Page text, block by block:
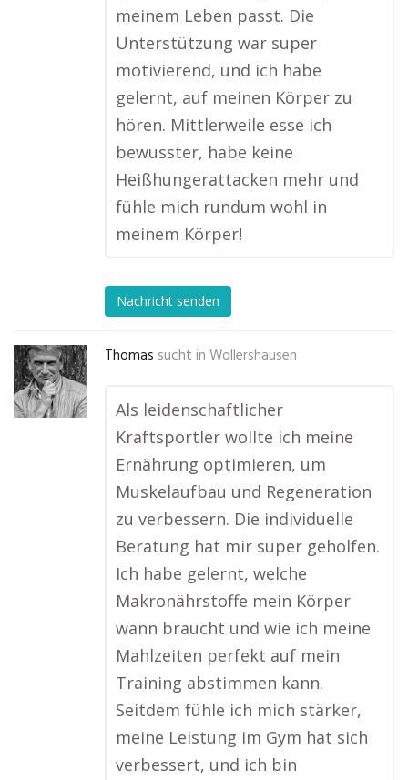
meinem Leben passt. Die
Unterstützung war super
motivierend, und ich habe
gelernt, auf meinen Körper zu
hören. Mittlerweile esse ich
bewusster, habe keine
Heißhungerattacken mehr und
fühle mich rundum wohl in
meinem Körper!
Nachricht senden
Thomas sucht in Wollershausen
Als leidenschaftlicher
Kraftsportler wollte ich meine
Ernährung optimieren, um
Muskelaufbau und Regeneration
zu verbessern. Die individuelle
Beratung hat mir super geholfen.
Ich habe gelernt, welche
Makronährstoffe mein Körper
wann braucht und wie ich meine
Mahlzeiten perfekt auf mein
Training abstimmen kann.
Seitdem fühle ich mich stärker,
meine Leistung im Gym hat sich
verbessert, und ich bin